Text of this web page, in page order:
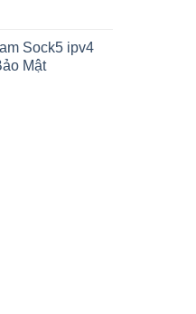
Sock5 ipv4
Mật